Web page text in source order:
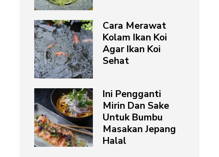
Cara Merawat
Kolam Ikan Koi
Agar Ikan Koi
Sehat
Ini Pengganti
Mirin Dan Sake
Untuk Bumbu
Masakan Jepang
Halal